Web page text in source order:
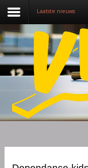
Nieuws
Over VVV
Lidmaatschap
Competitie
Laatste nieuws